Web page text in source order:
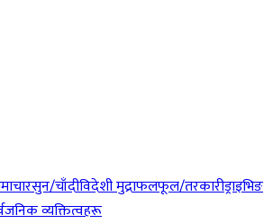
सुन/चाँदीविदेशी मुद्राफलफूल/तरकारीड्राइभिङ
व्यक्तित्वहरू